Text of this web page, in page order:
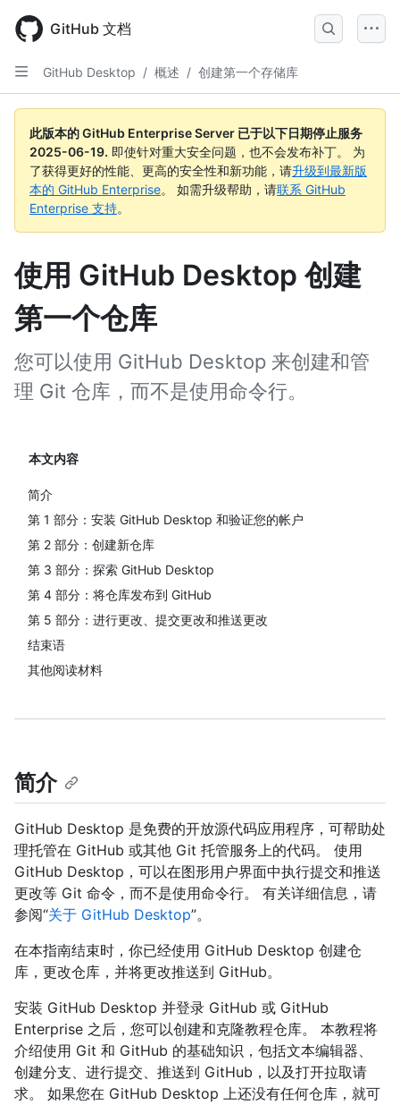
main
content
GitHub 文档
GitHub Desktop / 概述 / 创建第一个存储库
此版本的 GitHub Enterprise Server 已于以下日期停止服务
2025-06-19. 即使针对重大安全问题，也不会发布补丁。 为
了获得更好的性能、更高的安全性和新功能，请升级到最新版
本的 GitHub Enterprise。 如需升级帮助，请联系 GitHub
Enterprise 支持。
使用 GitHub Desktop 创建
第一个仓库
您可以使用 GitHub Desktop 来创建和管
理 Git 仓库，而不是使用命令行。
本文内容
简介
第 1 部分：安装 GitHub Desktop 和验证您的帐户
第 2 部分：创建新仓库
第 3 部分：探索 GitHub Desktop
第 4 部分：将仓库发布到 GitHub
第 5 部分：进行更改、提交更改和推送更改
结束语
其他阅读材料
简介
GitHub Desktop 是免费的开放源代码应用程序，可帮助处
理托管在 GitHub 或其他 Git 托管服务上的代码。 使用
GitHub Desktop，可以在图形用户界面中执行提交和推送
更改等 Git 命令，而不是使用命令行。 有关详细信息，请
参阅“关于 GitHub Desktop”。
在本指南结束时，你已经使用 GitHub Desktop 创建仓
库，更改仓库，并将更改推送到 GitHub。
安装 GitHub Desktop 并登录 GitHub 或 GitHub
Enterprise 之后，您可以创建和克隆教程仓库。 本教程将
介绍使用 Git 和 GitHub 的基础知识，包括文本编辑器、
创建分支、进行提交、推送到 GitHub，以及打开拉取请
求。 如果您在 GitHub Desktop 上还没有任何仓库，就可